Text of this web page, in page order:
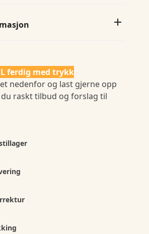
ferdig med trykk
nedenfor og last gjerne opp
raskt tilbud og forslag til